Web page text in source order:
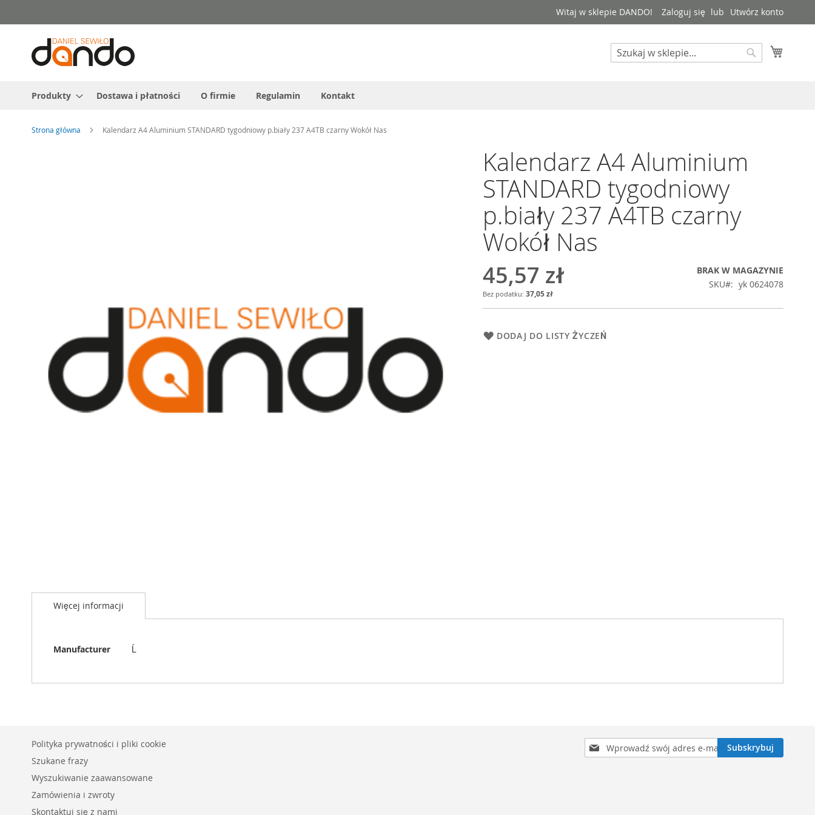
do
treści
Witaj w sklepie DANDO! Zaloguj się Utwórz konto
Search
Produkty Dostawa i płatności O firmie Regulamin Kontakt
Strona główna Kalendarz A4 Aluminium STANDARD tygodniowy p.biały 237 A4TB czarny Wokół Nas
na
początek
Kalendarz A4 Aluminium
STANDARD tygodniowy
p.biały 237 A4TB czarny
Wokół Nas
45,57 zł
37,05 zł
BRAK W MAGAZYNIE
SKU
yk 0624078
DODAJ DO LISTY ŻYCZEŃ
Więcej informacji
Więcej
Manufacturer Ĺ
Subskrybuj
nasz
Subskrybuj
Polityka prywatności i pliki cookie
Szukane frazy
Wyszukiwanie zaawansowane
Zamówienia i zwroty
Skontaktuj się z nami